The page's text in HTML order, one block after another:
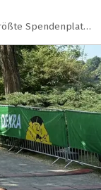
Deutschlands größte Spendenplattform